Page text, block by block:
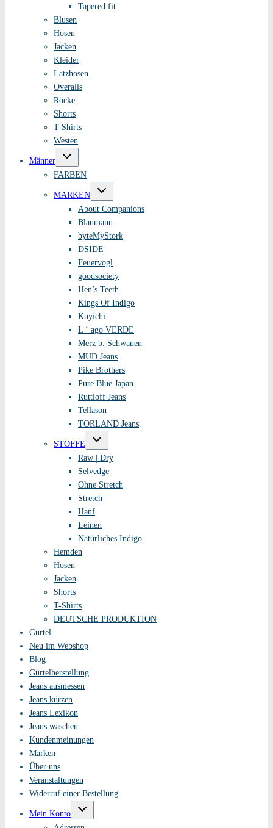
Tapered fit
Blusen
Hosen
Jacken
Kleider
Latzhosen
Overalls
Röcke
Shorts
T-Shirts
Westen
Männer
Untermenü
FARBEN
MARKEN
Untermenü
About Companions
Blaumann
byteMyStork
DSIDE
Feuervogl
goodsociety
Hen’s Teeth
Kings Of Indigo
Kuyichi
L ‘ ago VERDE
Merz b. Schwanen
MUD Jeans
Pike Brothers
Pure Blue Japan
Ruttloff Jeans
Tellason
TORLAND Jeans
STOFFE
Untermenü
Raw | Dry
Selvedge
Ohne Stretch
Stretch
Hanf
Leinen
Natürliches Indigo
Hemden
Hosen
Jacken
Shorts
T-Shirts
DEUTSCHE PRODUKTION
Gürtel
Neu im Webshop
Blog
Gürtelherstellung
Jeans ausmessen
Jeans kürzen
Jeans Lexikon
Jeans waschen
Kundenmeinungen
Marken
Über uns
Veranstaltungen
Widerruf einer Bestellung
Mein Konto
Untermenü